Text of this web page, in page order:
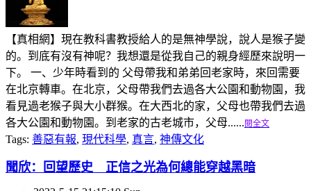
【真相網】現在教科書教授給人的是無神學說，說人是猴子變
的。到底有沒有神呢？我想還是從我自己的親身經歷來說明一
下。 一、少年時看到的 父母帶我和弟弟回老家時，來回需要
在北京轉車。在北京，父母帶我們去過各大公園和動物園，我
看見過老猴子與大小群猴。在大西北的家，父母也帶我們去過
各大公園和動物園。到老家的古老城市，父母...... 閱全文
Tags: 善惡有報, 現代科學, 真言, 神傳文化
聞欣：回望歷史 正信之光為何總能穿越黑暗